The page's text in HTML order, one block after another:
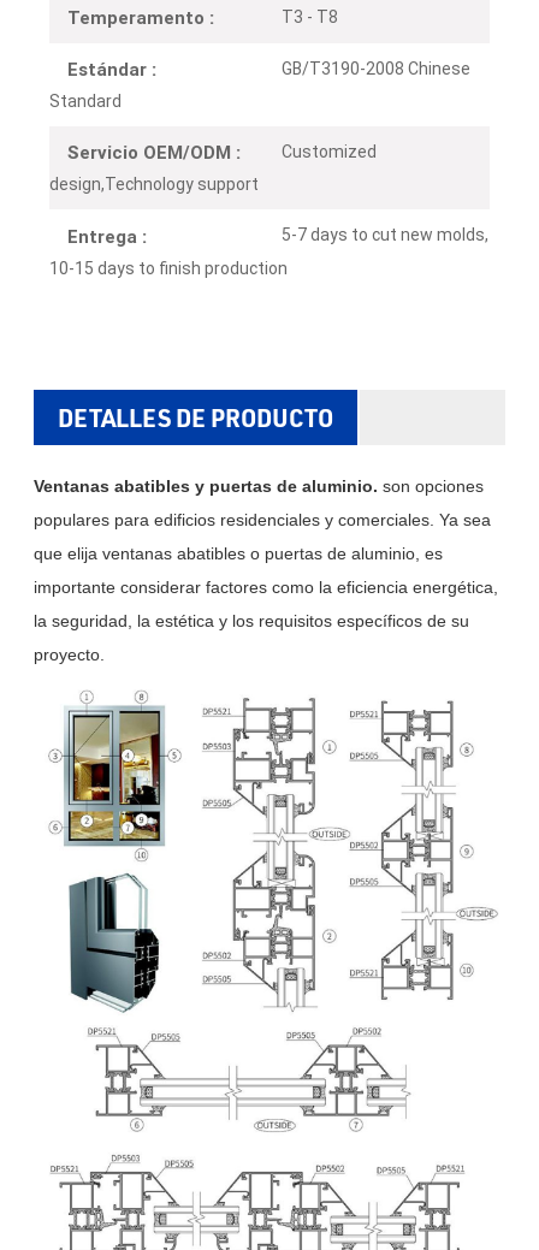
Temperamento : T3 - T8
Estándar :
GB/T3190-2008 Chinese
Standard
Servicio OEM/ODM :
Customized
design,Technology support
Entrega :
5-7 days to cut new molds,
10-15 days to finish production
DETALLES DE PRODUCTO
Ventanas abatibles y puertas de aluminio. son opciones
populares para edificios residenciales y comerciales. Ya sea
que elija ventanas abatibles o puertas de aluminio, es
importante considerar factores como la eficiencia energética,
la seguridad, la estética y los requisitos específicos de su
proyecto.